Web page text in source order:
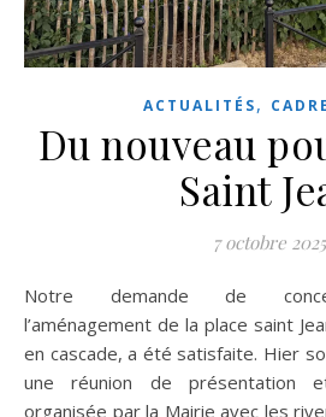
ACTUALITÉS,
Du nouveau
Saint
7 octobre 2025
Notre demande de concertation concernant
l’aménagement de la place saint
en cascade, a été satisfaite. Hier
une réunion de présentation
organisée par la Mairie avec les